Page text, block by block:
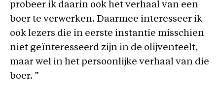
probeer ik daarin ook het verhaal van een
boer te verwerken. Daarmee interesseer ik
ook lezers die in eerste instantie misschien
niet geïnteresseerd zijn in de olijventeelt,
maar wel in het persoonlijke verhaal van die
boer. ”